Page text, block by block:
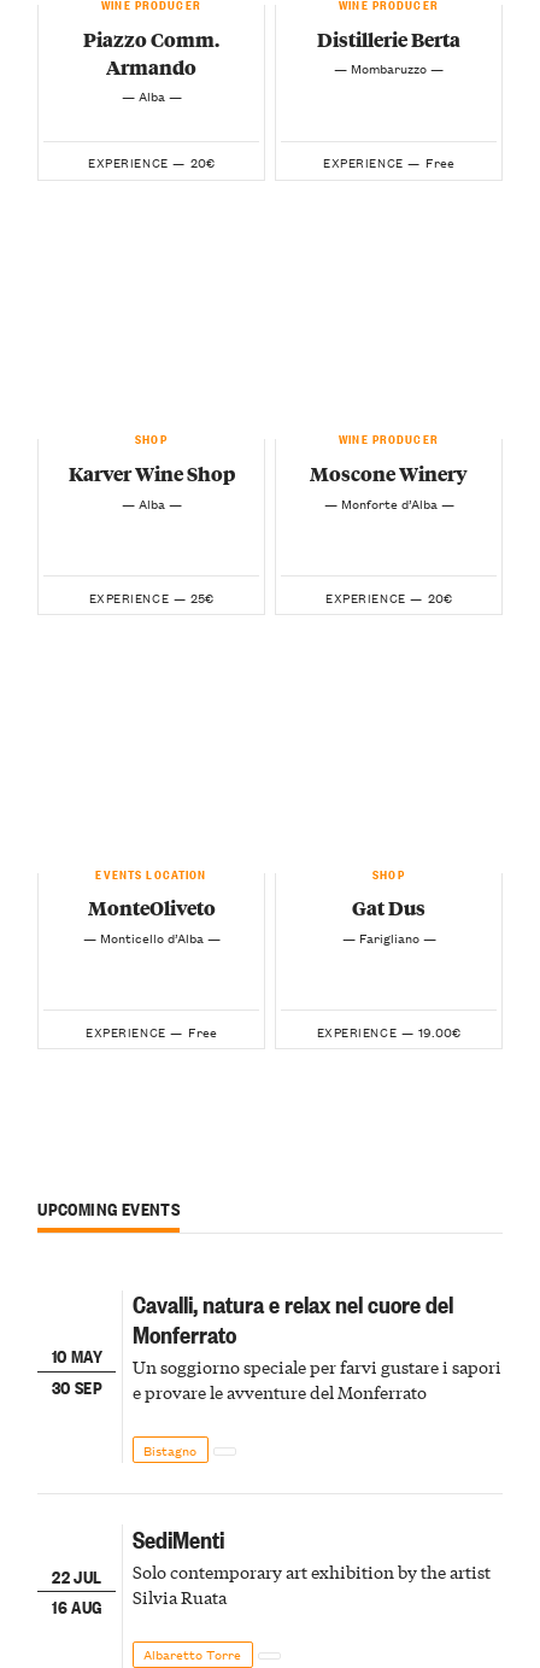
Piazzo Comm.
Armando
— Alba —
EXPERIENCE — 20€
Distillerie Berta
— Mombaruzzo —
EXPERIENCE — Free
SHOP
Karver Wine Shop
— Alba —
EXPERIENCE — 25€
WINE PRODUCER
Moscone Winery
— Monforte d’Alba —
EXPERIENCE — 20€
EVENTS LOCATION
MonteOliveto
— Monticello d’Alba —
EXPERIENCE — Free
SHOP
Gat Dus
— Farigliano —
EXPERIENCE — 19.00€
UPCOMING EVENTS
10 MAY
30 SEP
Cavalli, natura e relax nel cuore del
Monferrato
Un soggiorno speciale per farvi gustare i sapori
e provare le avventure del Monferrato
Bistagno
22 JUL
16 AUG
SediMenti
Solo contemporary art exhibition by the artist
Silvia Ruata
Albaretto Torre